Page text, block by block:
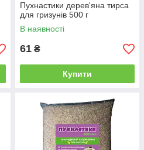
Пухнастики дерев'яна тирса
для гризунів 500 г
В наявності
61 ₴
Купити